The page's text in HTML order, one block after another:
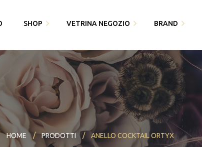
SHOP
Polello
saldati e gioielli
VETRINA NEGOZIO
Gioiello
Piquadro
Swarovski
Thun
BRAND
Cingomma
Gioielleria Karin1981
Maserati
Paciotti 4US
HOME PRODOTTI ANELLO COCKTAIL ORTYX